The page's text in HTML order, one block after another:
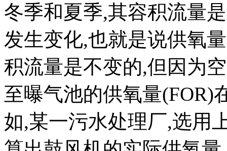
冬季和夏季,其容积流量
发生变化,也就是说供氧
积流量是不变的,但因为
至曝气池的供氧量(FOR)
如,某一污水处理厂,选用